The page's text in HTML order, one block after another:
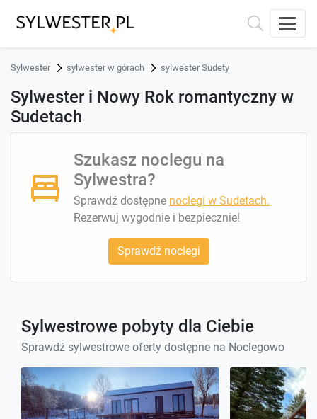
Sylwester sylwester w górach sylwester Sudety
Sylwester i Nowy Rok romantyczny w
Sudetach
Szukasz noclegu na
Sylwestra?
Sprawdź dostępne noclegi w Sudetach.
Rezerwuj wygodnie i bezpiecznie!
Sprawdź noclegi
Sylwestrowe pobyty dla Ciebie
Sprawdź sylwestrowe oferty dostępne na Noclegowo